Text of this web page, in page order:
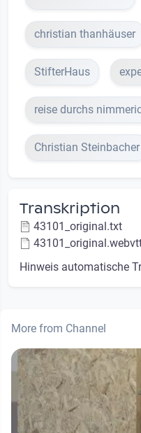
christian thanhäuser
StifterHaus
reise durchs
Christian Steinbacher
Transkription
43101_original.txt
Hinweis automatische
More from Channel